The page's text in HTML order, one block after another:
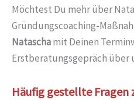
Möchtest Du mehr über
Gründungscoaching-
Nataschamit Deinen
Erstberatungsgepräch über
Häufig gestellte Fragen